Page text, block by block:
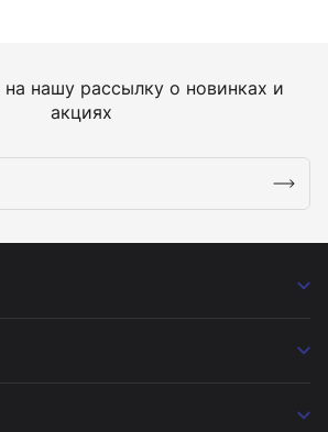
нашу рассылку о новинках и
акциях